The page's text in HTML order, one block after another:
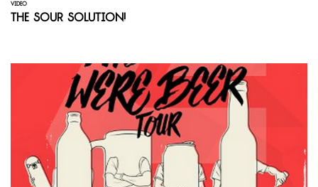
VIDEO
The Sour Solution!